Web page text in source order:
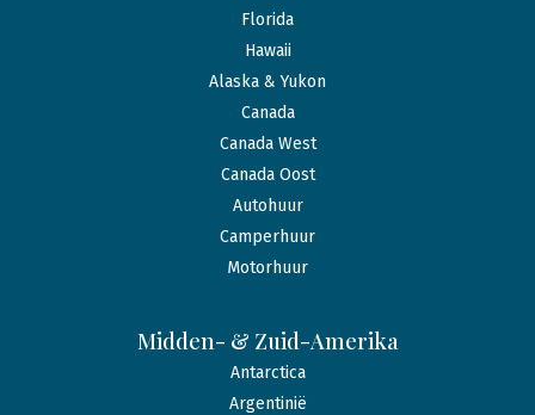
Florida
Hawaii
Alaska & Yukon
Canada
Canada West
Canada Oost
Autohuur
Camperhuur
Motorhuur
Midden- & Zuid-Amerika
Antarctica
Argentinië